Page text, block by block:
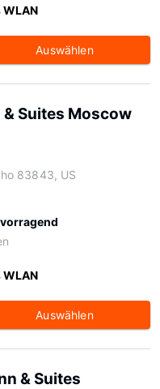
Auswählen
Suites Moscow
83843, US
Auswählen
& Suites